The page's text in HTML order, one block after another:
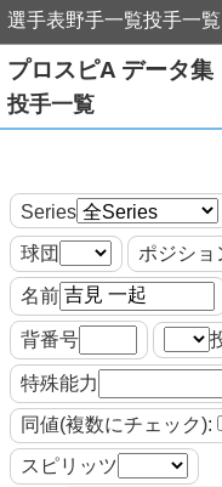
選手表野手一覧投手一覧
プロスピA データ集
投手一覧
Series
球団
ポジショ
名前
背番号
特殊能力
同値(複数にチェック):
スピリッツ